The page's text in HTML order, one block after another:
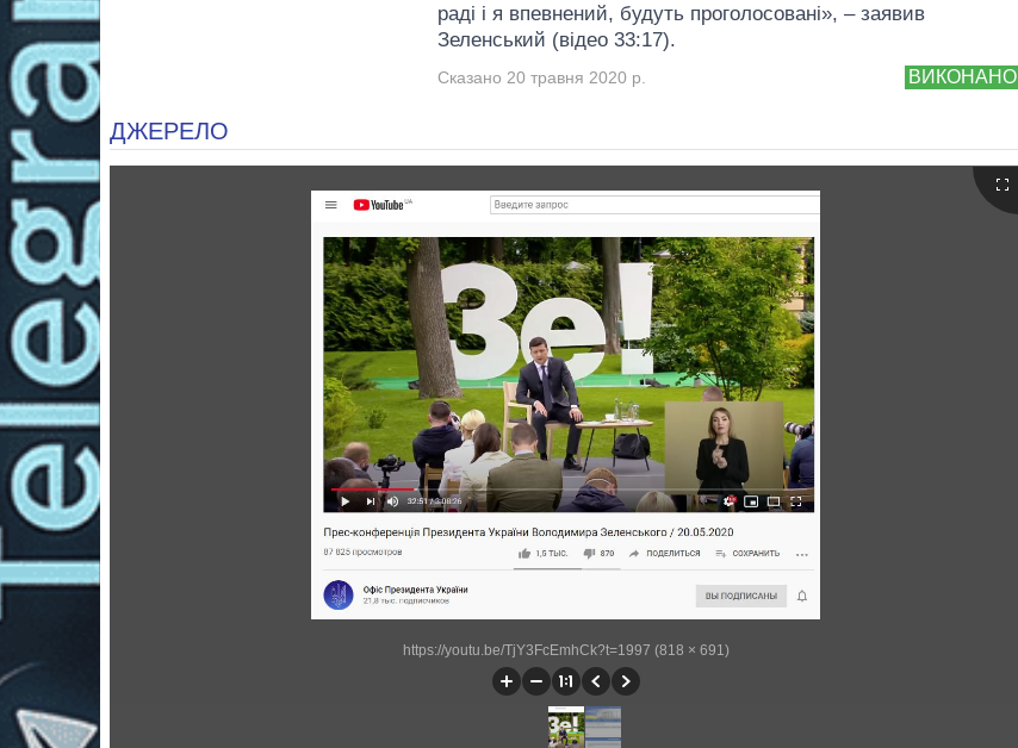
раді і я впевнений, будуть проголосовані», – заявив
Зеленський (відео 33:17).
ВИКОНАНО
Сказано 20 травня 2020 р.
ДЖЕРЕЛО
https://youtu.be/TjY3FcEmhCk?t=1997 (818 × 691)